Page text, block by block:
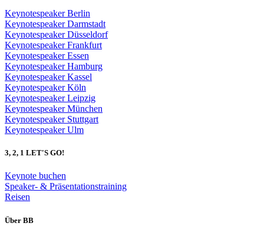
Keynotespeaker Berlin
Keynotespeaker Darmstadt
Keynotespeaker Düsseldorf
Keynotespeaker Frankfurt
Keynotespeaker Essen
Keynotespeaker Hamburg
Keynotespeaker Kassel
Keynotespeaker Köln
Keynotespeaker Leipzig
Keynotespeaker München
Keynotespeaker Stuttgart
Keynotespeaker Ulm
3, 2, 1 LET'S GO!
Keynote buchen
Speaker- & Präsentationstraining
Reisen
Über BB